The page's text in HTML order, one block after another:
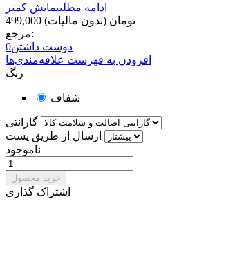
ادامه مطلبنمایش کمتر
499,000 تومان (بدون مالیات)
مرجع:
دوست داشتن0
افزودن به فهرست علاقه‌مندی‌ها
رنگ
شفاف
گارانتی
ارسال از طریق پست
ناموجود
خرید محصول
اشتراک گذاری